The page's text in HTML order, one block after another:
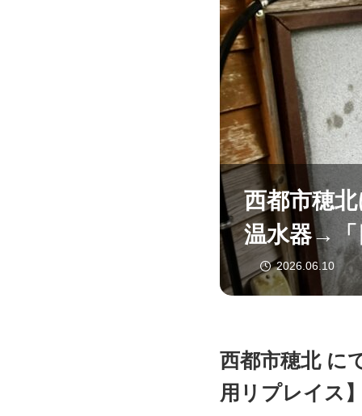
西都市穂
温水器→「
2026.06.10
西都市穂北 に
用リプレイス